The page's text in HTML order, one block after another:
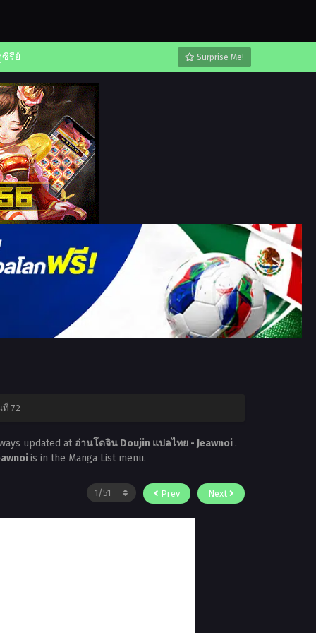
รีย์ Surprise Me!
ที่ 72
updated at อ่านโดจิน Doujin แปลไทย - Jeawnoi .
is in the Manga List menu.
Prev Next